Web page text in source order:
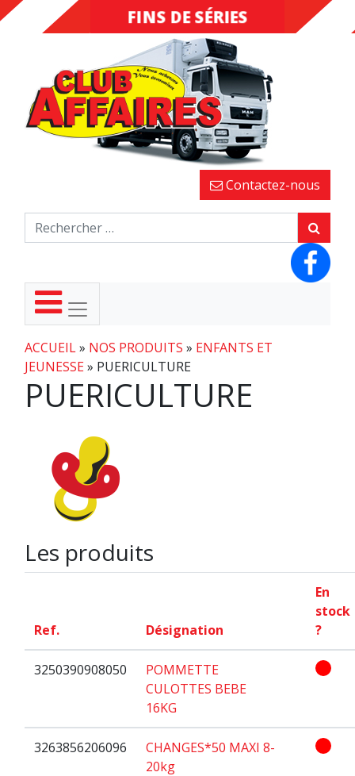
FINS DE
INVENDUS
Contactez-nous
ACCUEIL» NOS PRODUITS » ENFANTS ET
JEUNESSE» PUERICULTURE
PUERICULTURE
Les produits
Ref. Désignation
En
stock
?
3250390908050
POMMETTE
CULOTTES BEBE
16KG
3263856206096
CHANGES*50 MAXI 8-
20kg